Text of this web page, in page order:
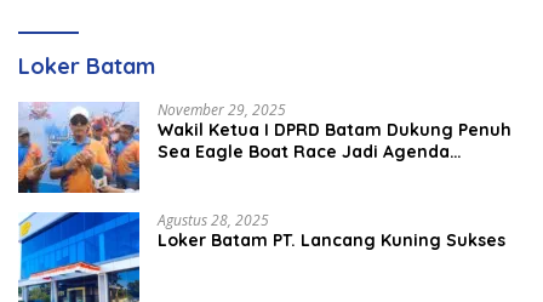
Loker Batam
November 29, 2025
Wakil Ketua I DPRD Batam Dukung Penuh
Sea Eagle Boat Race Jadi Agenda
Agustus 28, 2025
Loker Batam PT. Lancang Kuning Sukses